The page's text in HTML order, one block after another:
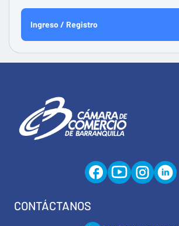
Ingreso / Registro
CONTÁCTANOS